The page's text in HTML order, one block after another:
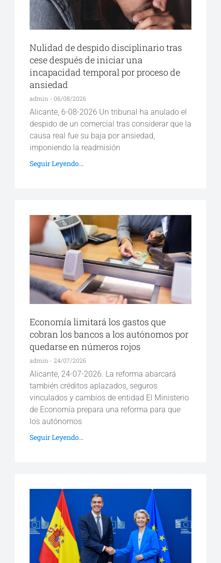
Nulidad de despido disciplinario tras
cese después de iniciar una
incapacidad temporal por proceso de
ansiedad
admin 06/08/2026
Alicante, 6-08-2026 Un tribunal ha anulado el
despido de un comercial tras considerar que la
causa real fue su baja por ansiedad,
imponiendo la readmisión
Seguir Leyendo...
Economía limitará los gastos que
cobran los bancos a los autónomos por
quedarse en números rojos
admin 24/07/2026
Alicante, 24-07-2026. La reforma abarcará
también créditos aplazados, seguros
vinculados y cambios de entidad El Ministerio
de Economía prepara una reforma para que
los autónomos
Seguir Leyendo...